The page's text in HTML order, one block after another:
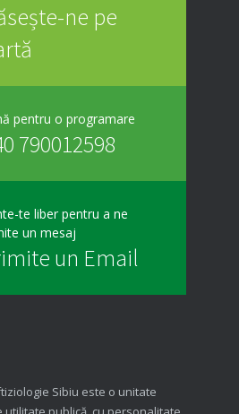
ne pe
pentru o programare
790012598
te liber pentru a ne
un mesaj
un Email
Sibiu este o unitate